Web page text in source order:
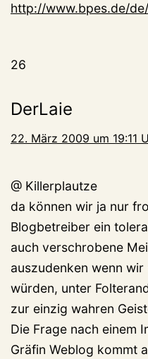
http://www.bpes.de/
26
DerLaie
22. März 2009 um 19:11
@ Killerplautze
da können wir ja nur
Blogbetreiber ein
auch verschrobene
auszudenken wenn
würden, unter
zur einzig wahren
Die Frage nach einem
Gräfin Weblog kommt